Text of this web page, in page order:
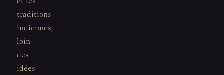
traditions
indiennes,
loin
des
idées